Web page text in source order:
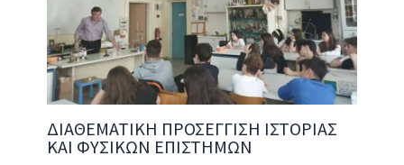
ΔΙΑΘΕΜΑΤΙΚΗ ΠΡΟΣΕΓΓΙΣΗ ΙΣΤΟΡΙΑΣ
ΚΑΙ ΦΥΣΙΚΩΝ ΕΠΙΣΤΗΜΩΝ